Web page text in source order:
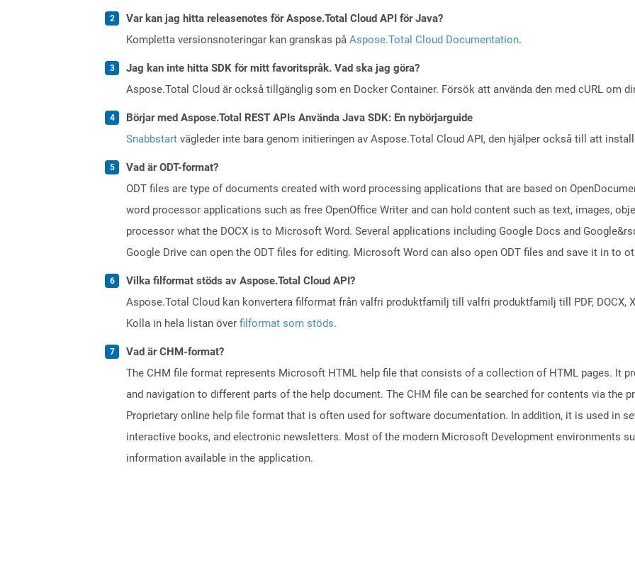
Var kan jag hitta releasenotes för Aspose.Total Cloud API för Java?
Kompletta versionsnoteringar kan granskas på Aspose.Total Cloud Documentation.
Jag kan inte hitta SDK för mitt favoritspråk. Vad ska jag göra?
Aspose.Total Cloud är också tillgänglig som en Docker Container. Försök att använda den med cURL om
Börjar med Aspose.Total REST APIs Använda Java SDK: En nybörjarguide
Snabbstart vägleder inte bara genom initieringen av Aspose.Total Cloud API, den hjälper också till att
Vad är ODT-format?
ODT files are type of documents created with word processing applications that are based on
word processor applications such as free OpenOffice Writer and can hold content such as text, images,
processor what the DOCX is to Microsoft Word. Several applications including Google Docs and
Google Drive can open the ODT files for editing. Microsoft Word can also open ODT files and save it in to
Vilka filformat stöds av Aspose.Total Cloud API?
Aspose.Total Cloud kan konvertera filformat från valfri produktfamilj till valfri produktfamilj till PDF, DOCX,
Kolla in hela listan över filformat som stöds.
Vad är CHM-format?
The CHM file format represents Microsoft HTML help file that consists of a collection of HTML pages. It
and navigation to different parts of the help document. The CHM file can be searched for contents via the
Proprietary online help file format that is often used for software documentation. In addition, it is used in
interactive books, and electronic newsletters. Most of the modern Microsoft Development environments
information available in the application.